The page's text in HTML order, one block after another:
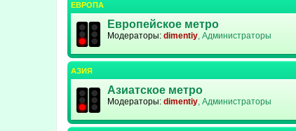
ЕВРОПА
Европейское метро
Модераторы: dimentiy, Администраторы
АЗИЯ
Азиатское метро
Модераторы: dimentiy, Администраторы